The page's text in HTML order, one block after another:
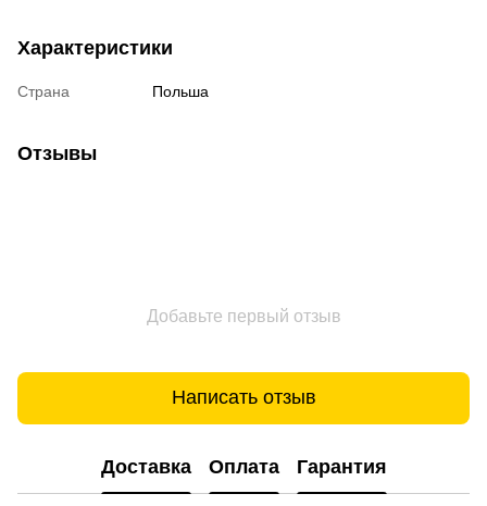
Характеристики
Страна Польша
Отзывы
Добавьте первый отзыв
Написать отзыв
Доставка Оплата Гарантия